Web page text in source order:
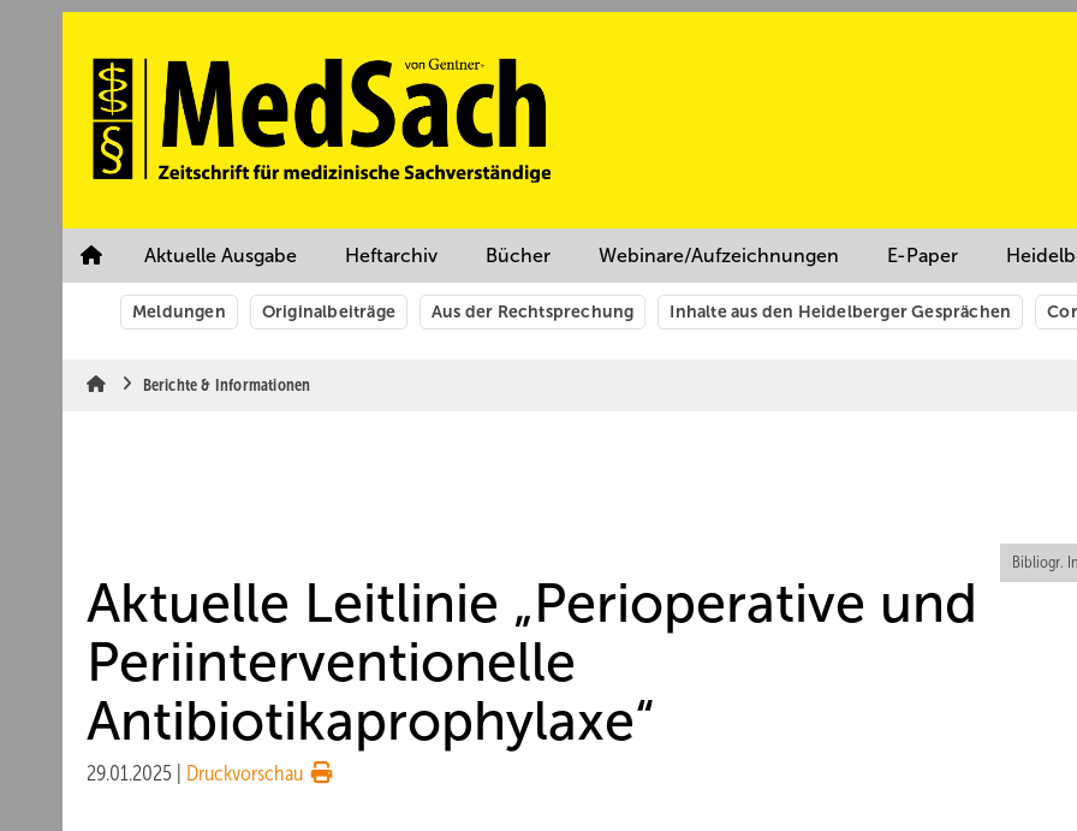
Aktuelle Ausgabe Heftarchiv Bücher Webinare/Aufzeichnungen E-Paper
Meldungen Originalbeiträge Aus der Rechtsprechung Inhalte aus den Heidelberger Gesprächen
Berichte & Informationen
Bibliogr.
Aktuelle Leitlinie „Perioperative und
Periinterventionelle
Antibiotikaprophylaxe“
29.01.2025 Druckvorschau